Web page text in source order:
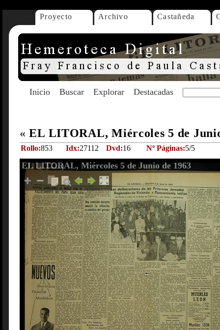
Proyecto Archivo Castañeda
Inicio Buscar Explorar Destacadas
« EL LITORAL, Miércoles 5 de
Rollo:853 Idx:27112 Dvd:16 Nº Páginas:5/5
EL LITORAL, Miércoles 5 de Junio de 1963